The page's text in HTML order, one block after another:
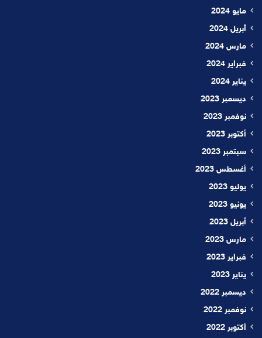
مايو 2024
أبريل 2024
مارس 2024
فبراير 2024
يناير 2024
ديسمبر 2023
نوفمبر 2023
أكتوبر 2023
سبتمبر 2023
أغسطس 2023
يوليو 2023
يونيو 2023
أبريل 2023
مارس 2023
فبراير 2023
يناير 2023
ديسمبر 2022
نوفمبر 2022
أكتوبر 2022